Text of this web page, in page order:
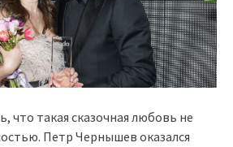
что такая сказочная любовь не
Петр Чернышев оказался